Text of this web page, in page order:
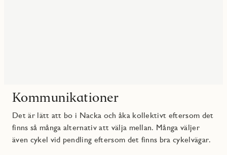
Kommunikationer
Det är lätt att bo i Nacka och åka kollektivt eftersom det
finns så många alternativ att välja mellan. Många väljer
även cykel vid pendling eftersom det finns bra cykelvägar.